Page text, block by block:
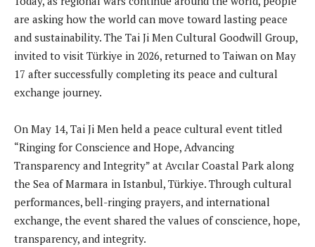
are asking how the world can move toward lasting peace
and sustainability. The Tai Ji Men Cultural Goodwill Group,
invited to visit Türkiye in 2026, returned to Taiwan on May
17 after successfully completing its peace and cultural
exchange journey.
On May 14, Tai Ji Men held a peace cultural event titled
“Ringing for Conscience and Hope, Advancing
Transparency and Integrity” at Avcılar Coastal Park along
the Sea of Marmara in Istanbul, Türkiye. Through cultural
performances, bell-ringing prayers, and international
exchange, the event shared the values of conscience, hope,
transparency, and integrity.